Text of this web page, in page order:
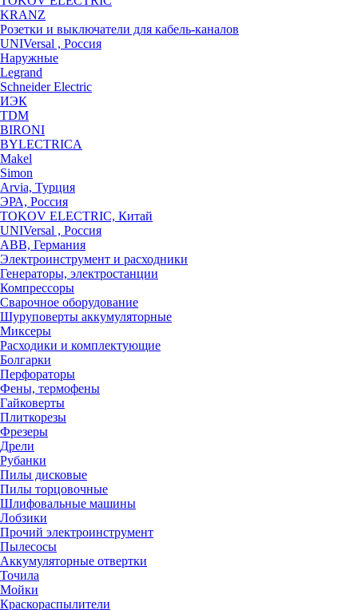
KRANZ
Розетки и выключатели для кабель-каналов
UNIVersal , Россия
Наружные
Legrand
Schneider Electric
ИЭК
TDM
BIRONI
BYLECTRICA
Makel
Simon
Arvia, Турция
ЭРА, Россия
TOKOV ELECTRIC, Китай
UNIVersal , Россия
ABB, Германия
Электроинструмент и расходники
Генераторы, электростанции
Компрессоры
Сварочное оборудование
Шуруповерты аккумуляторные
Миксеры
Расходики и комплектующие
Болгарки
Перфораторы
Фены, термофены
Гайковерты
Плиткорезы
Фрезеры
Дрели
Рубанки
Пилы дисковые
Пилы торцовочные
Шлифовальные машины
Лобзики
Прочий электроинструмент
Пылесосы
Аккумуляторные отвертки
Точила
Мойки
Краскораспылители